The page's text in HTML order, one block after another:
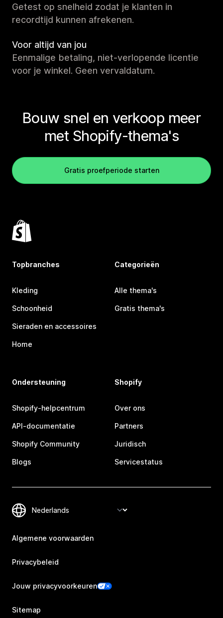
Getest op snelheid zodat je klanten in
recordtijd kunnen afrekenen.
Voor altijd van jou
Eenmalige betaling, niet-verlopende licentie
voor je winkel. Geen vervaldatum.
Bouw snel en verkoop meer
met Shopify-thema's
Gratis proefperiode starten
Topbranches
Kleding
Schoonheid
Sieraden en accessoires
Home
Categorieën
Alle thema's
Gratis thema's
Ondersteuning
Shopify-helpcentrum
API-documentatie
Shopify Community
Blogs
Shopify
Over ons
Partners
Juridisch
Servicestatus
Algemene voorwaarden
Privacybeleid
Jouw privacyvoorkeuren
Sitemap